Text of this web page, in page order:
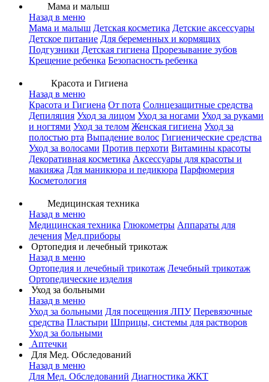
Мама и малыш
Назад в меню
Мама и малыш Детская косметика Детские аксессуары
Детское питание Для беременных и кормящих
Подгузники Детская гигиена Прорезывание зубов
Крещение ребенка Безопасность ребенка
Красота и Гигиена
Назад в меню
Красота и Гигиена От пота Солнцезащитные средства
Депиляция Уход за лицом Уход за ногами Уход за руками
и ногтями Уход за телом Женская гигиена Уход за
полостью рта Выпадение волос Гигиенические средства
Уход за волосами Против перхоти Витамины красоты
Декоративная косметика Аксессуары для красоты и
макияжа Для маникюра и педикюра Парфюмерия
Косметология
Медицинская техника
Назад в меню
Медицинская техника Глюкометры Аппараты для
лечения Мед.приборы
Ортопедия и лечебный трикотаж
Назад в меню
Ортопедия и лечебный трикотаж Лечебный трикотаж
Ортопедические изделия
Уход за больными
Назад в меню
Уход за больными Для посещения ЛПУ Перевязочные
средства Пластыри Шприцы, системы для растворов
Уход за больными
Аптечки
Для Мед. Обследований
Назад в меню
Для Мед. Обследований Диагностика ЖКТ